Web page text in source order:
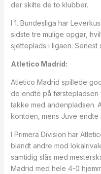
der skilte de to klubber.
I 1. Bundesliga har
sidste tre mulige opgør,
sjetteplads i ligaen.
Atletico Madrid:
Atletico Madrid spillede
de endte på førstepladsen
takke med andenpladsen.
kontoen, mens Juve endte
I Primera Division har
blandt andre mod
samtidig slås med
Madrid med hele 4-0